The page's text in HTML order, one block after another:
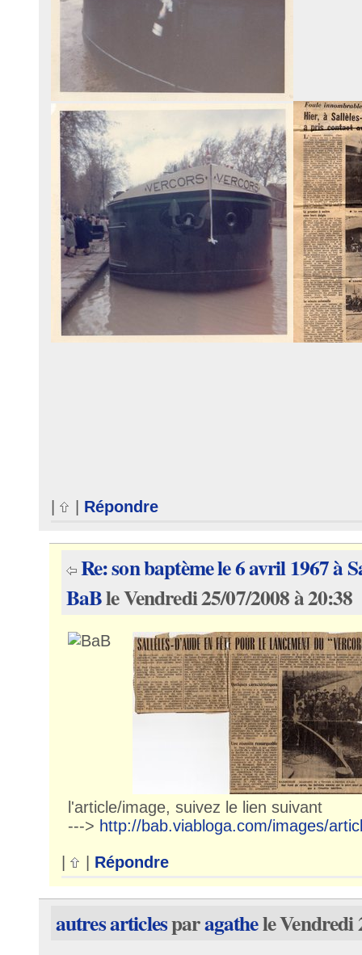
Répondre
Re: son baptème le 6 avril 1967 à
BaBle Vendredi 25/07/2008 à 20:38
l'article/image, suivez le lien suivant
---> http://bab.viabloga.com/images/
Répondre
autres articlesparagathele Vendredi